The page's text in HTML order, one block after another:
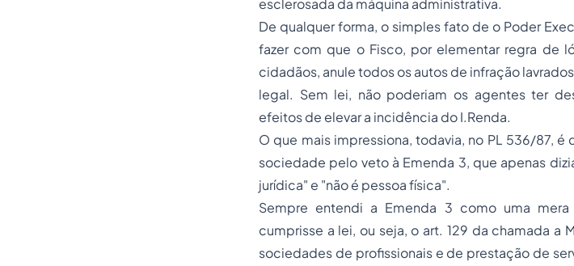
esclerosada da máquina administrativa.
De qualquer forma, o simples fato de o Poder
fazer com que o Fisco, por elementar regra de
cidadãos, anule todos os autos de infração
legal. Sem lei, não poderiam os agentes ter
efeitos de elevar a incidência do I.Renda.
O que mais impressiona, todavia, no PL 536/87,
sociedade pelo veto à Emenda 3, que apenas
jurídica" e "não é pessoa física".
Sempre entendi a Emenda 3 como uma
cumprisse a lei, ou seja, o art. 129 da chamada a
sociedades de profissionais e de prestação de